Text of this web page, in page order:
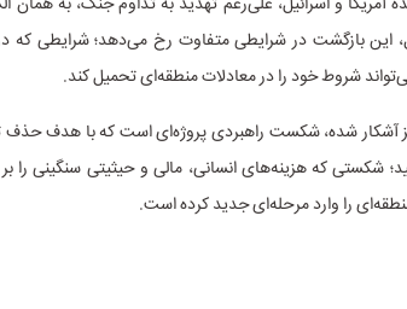
این بازگشت در شرایطی متفاوت رخ می‌دهد؛ شرایطی که
می‌تواند شروط خود را در معادلات منطقه‌ای تحمیل کند.
آشکار شده، شکست راهبردی پروژه‌ای است که با هدف حذف
شکستی که هزینه‌های انسانی، مالی و حیثیتی سنگینی را
را وارد مرحله‌ای جدید کرده است.